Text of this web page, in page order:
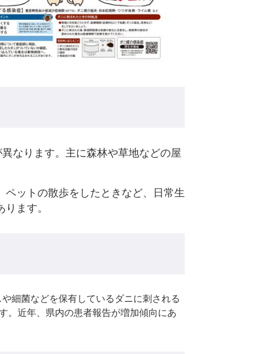
なります。主に森林や草地などの屋
ットの散歩をしたときなど、日常生
ます。
細菌などを保有しているダニに刺される
。近年、県内の患者報告が増加傾向にあ